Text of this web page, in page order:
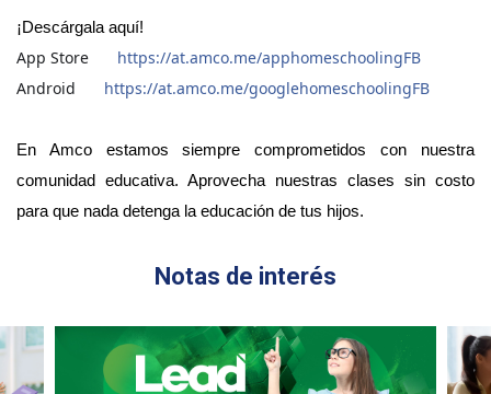
¡Descárgala aquí!
App Store
https://at.amco.me/apphomeschoolingFB
Android
https://at.amco.me/googlehomeschoolingFB
En Amco estamos siempre comprometidos con nuestra
comunidad educativa. Aprovecha nuestras clases sin costo
para que nada detenga la educación de tus hijos.
Notas de interés